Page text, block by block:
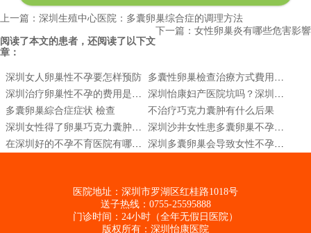
上一篇：深圳生殖中心医院：多囊卵巢综合症的调理方法
下一篇：女性卵巢炎有哪些危害影響
阅读了本文的患者，还阅读了以下文
章：
深圳女人卵巢性不孕要怎样预防
多囊卵巢綜合症症状 檢查
不治疗巧克力囊肿有什么后果
医院地址：深圳市罗湖区红桂路1018号
送子热线：0755-25595888
门诊时间：24小时（全年无假日医院）
版权所有：深圳怡康医院